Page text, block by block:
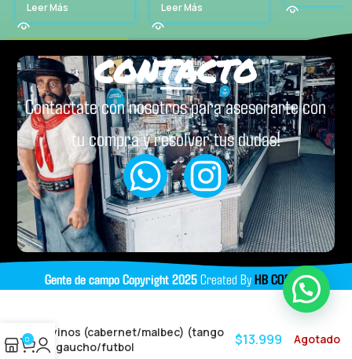
Leer Más Leer Más
CONTACTO
Contactate con nosotros para asesorarte con
tu compra y resolver tus dudas!
Gente de campoCopyright2025Created ByHB CODING
vinos (cabernet/malbec) (tango
/gaucho/futbol
$13.999 Agotado
0